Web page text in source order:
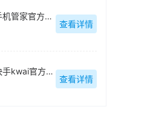
腾讯手机管家官方最新版
查看详情
日本快手kwai官方最新版
查看详情